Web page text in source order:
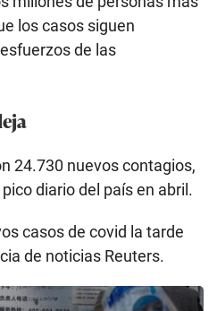
los casos siguen
de las
24.730 nuevos contagios,
diario del país en abril.
casos de covid la tarde
de noticias Reuters.